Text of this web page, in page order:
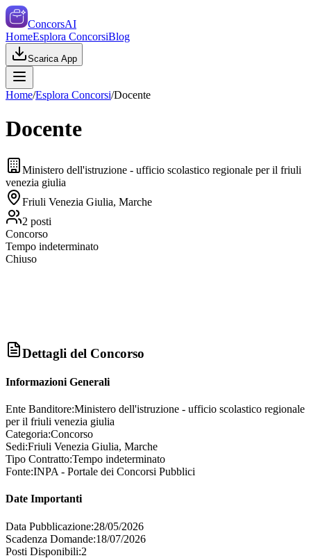
ConcorsAI
HomeEsplora ConcorsiBlog
Scarica App
Home/Esplora Concorsi/Docente
Docente
Ministero dell'istruzione - ufficio scolastico regionale per il friuli
venezia giulia
Friuli Venezia Giulia, Marche
2 posti
Concorso
Tempo indeterminato
Chiuso
Dettagli del Concorso
Informazioni Generali
Ente Banditore:Ministero dell'istruzione - ufficio scolastico regionale
per il friuli venezia giulia
Categoria:Concorso
Sedi:Friuli Venezia Giulia, Marche
Tipo Contratto:Tempo indeterminato
Fonte:INPA - Portale dei Concorsi Pubblici
Date Importanti
Data Pubblicazione:28/05/2026
Scadenza Domande:18/07/2026
Posti Disponibili:2